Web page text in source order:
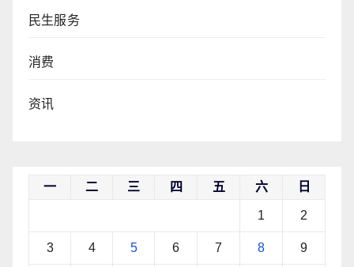
民生服务
消费
资讯
一 二 三 四 五 六 日
1 2
3 4 5 6 7 8 9